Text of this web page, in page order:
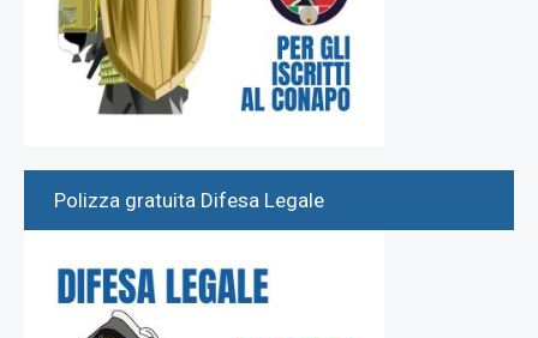
Polizza gratuita Difesa Legale